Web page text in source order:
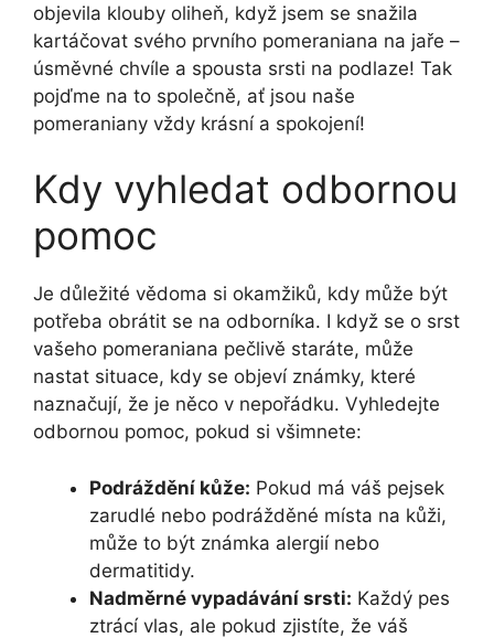
objevila klouby oliheň, když jsem se snažila
kartáčovat svého prvního pomeraniana na jaře –
úsměvné chvíle a spousta srsti na podlaze! Tak
pojďme na to společně, ať jsou naše
pomeraniany vždy krásní a spokojení!
Kdy vyhledat odbornou
pomoc
Je důležité vědoma si okamžiků, kdy může být
potřeba obrátit se na odborníka. I když se o srst
vašeho pomeraniana pečlivě staráte, může
nastat situace, kdy se objeví známky, které
naznačují, že je něco v nepořádku. Vyhledejte
odbornou pomoc, pokud si všimnete:
Podráždění kůže: Pokud má váš pejsek
zarudlé nebo podrážděné místa na kůži,
může to být známka alergií nebo
dermatitidy.
Nadměrné vypadávání srsti: Každý pes
ztrácí vlas, ale pokud zjistíte, že váš